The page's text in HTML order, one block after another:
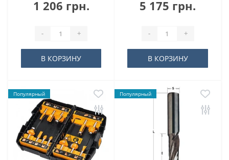
1 206 грн.
- +
В КОРЗИНУ
5 175 грн.
- +
В КОРЗИНУ
Популярный Популярный